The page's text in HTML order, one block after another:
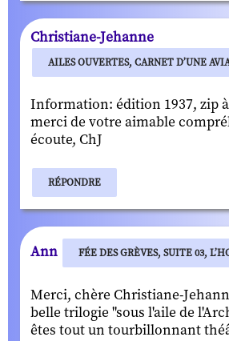
Christiane-Jehanne
AILES OUVERTES, CARNET D’UNE
Information: édition 1937, zip
merci de votre aimable
écoute, ChJ
RÉPONDRE
Ann FÉE DES GRÈVES, SUITE 03,
Merci, chère Christiane-
belle trilogie "sous l'aile de
êtes tout un tourbillonnant